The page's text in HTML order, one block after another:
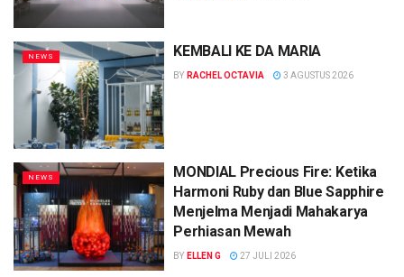
NEWS KEMBALI KE DA MARIA
BY RACHEL OCTAVIA 3 AGUSTUS 2026
NEWS
MONDIAL Precious Fire: Ketika
Harmoni Ruby dan Blue Sapphire
Menjelma Menjadi Mahakarya
Perhiasan Mewah
BY ELLEN G 27 JULI 2026